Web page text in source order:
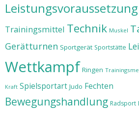
Leistungsvoraussetzung
Trainingsmittel Technik Muskel
Gerätturnen Sportgerät Sportstätte
Wettkampf Ringen
Kraft Spielsportart Judo Fechten
Bewegungshandlung Radsport